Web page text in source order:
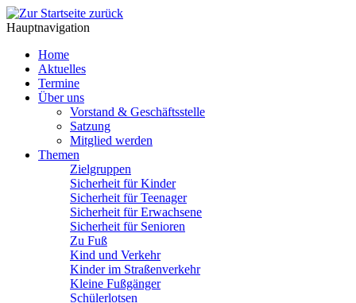
Hauptnavigation
Home
Aktuelles
Termine
Über uns
Vorstand & Geschäftsstelle
Satzung
Mitglied werden
Themen
Zielgruppen
Sicherheit für Kinder
Sicherheit für Teenager
Sicherheit für Erwachsene
Sicherheit für Senioren
Zu Fuß
Kind und Verkehr
Kinder im Straßenverkehr
Kleine Fußgänger
Schülerlotsen